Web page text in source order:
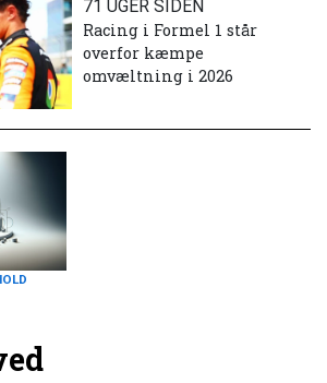
71 UGER SIDEN
Racing i Formel 1 står
overfor kæmpe
omvæltning i 2026